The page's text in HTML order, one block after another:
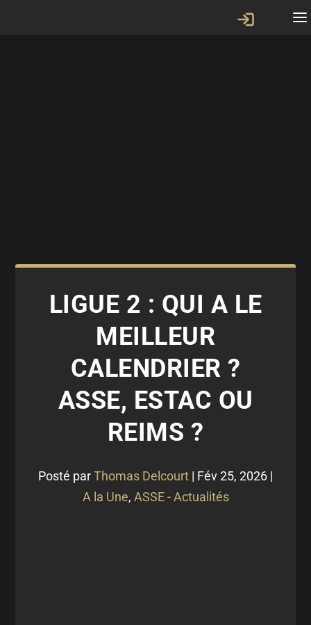
LIGUE 2 : QUI A LE
MEILLEUR
CALENDRIER ?
ASSE, ESTAC OU
REIMS ?
Posté parThomas Delcourt | Fév 25, 2026 |
A la Une, ASSE - Actualités